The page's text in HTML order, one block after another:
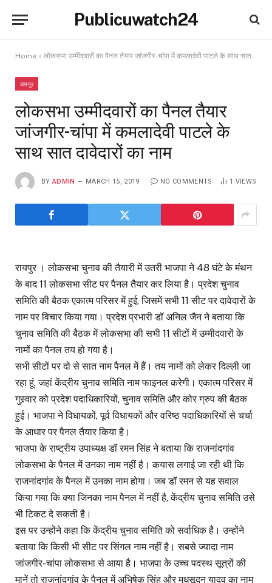
Publicuwatch24
Home » लोकसभा उम्मीदवारों का पैनल तैयार जांजगीर-चांपा में कमलादेवी पाटले के साथ सात दावेदारों का नाम
रायपुर
लोकसभा उम्मीदवारों का पैनल तैयार
जांजगीर-चांपा में कमलादेवी पाटले के
साथ सात दावेदारों का नाम
BY ADMIN MARCH 15, 2019 NO COMMENTS 1 VIEWS
रायपुर । लोकसभा चुनाव की तैयारी में उतरी भाजपा ने 48 घंटे के मंथन
के बाद 11 लोकसभा सीट पर पैनल तैयार कर लिया है। प्रदेश चुनाव
समिति की बैठक एकात्म परिसर में हुई, जिसमें सभी 11 सीट पर दावेदारों के
नाम पर विचार किया गया। प्रदेश प्रभारी डॉ अनिल जैन ने बताया कि
चुनाव समिति की बैठक में लोकसभा की सभी 11 सीटों में उम्मीदवारों के
नामों का पैनल तय हो गया है।
सभी सीटों पर दो से सात नाम पैनल में हैं। तय नामों को लेकर दिल्ली जा
रहा हूं, जहां केंद्रीय चुनाव समिति नाम फाइनल करेगी। एकात्म परिसर में
गुस्र्वार को प्रदेश पदाधिकारियों, चुनाव समिति और कोर ग्रुप की बैठक
हुई। भाजपा ने विधायकों, पूर्व विधायकों और वरिष्ठ पदाधिकारियों से चर्चा
के आधार पर पैनल तैयार किया है।
भाजपा के राष्ट्रीय उपाध्यक्ष डॉ रमन सिंह ने बताया कि राजनांदगांव
लोकसभा के पैनल में उनका नाम नहीं है। कयास लगाई जा रही थी कि
राजनांदगांव के पैनल में उनका नाम होगा। जब डॉ रमन से यह सवाल
किया गया कि क्या जिनका नाम पैनल में नहीं है, केंद्रीय चुनाव समिति उसे
भी टिकट दे सकती है।
इस पर उन्होंने कहा कि केंद्रीय चुनाव समिति को सर्वाधिक है। उन्होंने
बताया कि किसी भी सीट पर सिंगल नाम नहीं है। सबसे ज्यादा नाम
जांजगीर-चांपा लोकसभा से आया है। भाजपा के उच्च पदस्थ सूत्रों की
मानें तो राजनांदगांव के पैनल में अभिषेक सिंह और मधुसूदन यादव का नाम